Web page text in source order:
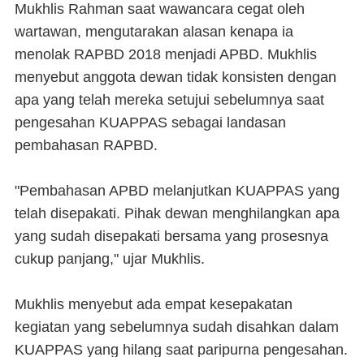
Mukhlis Rahman saat wawancara cegat oleh
wartawan, mengutarakan alasan kenapa ia
menolak RAPBD 2018 menjadi APBD. Mukhlis
menyebut anggota dewan tidak konsisten dengan
apa yang telah mereka setujui sebelumnya saat
pengesahan KUAPPAS sebagai landasan
pembahasan RAPBD.
"Pembahasan APBD melanjutkan KUAPPAS yang
telah disepakati. Pihak dewan menghilangkan apa
yang sudah disepakati bersama yang prosesnya
cukup panjang," ujar Mukhlis.
Mukhlis menyebut ada empat kesepakatan
kegiatan yang sebelumnya sudah disahkan dalam
KUAPPAS yang hilang saat paripurna pengesahan.